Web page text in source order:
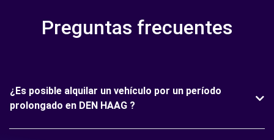
Preguntas frecuentes
¿Es posible alquilar un vehículo por un período
prolongado en DEN HAAG ?